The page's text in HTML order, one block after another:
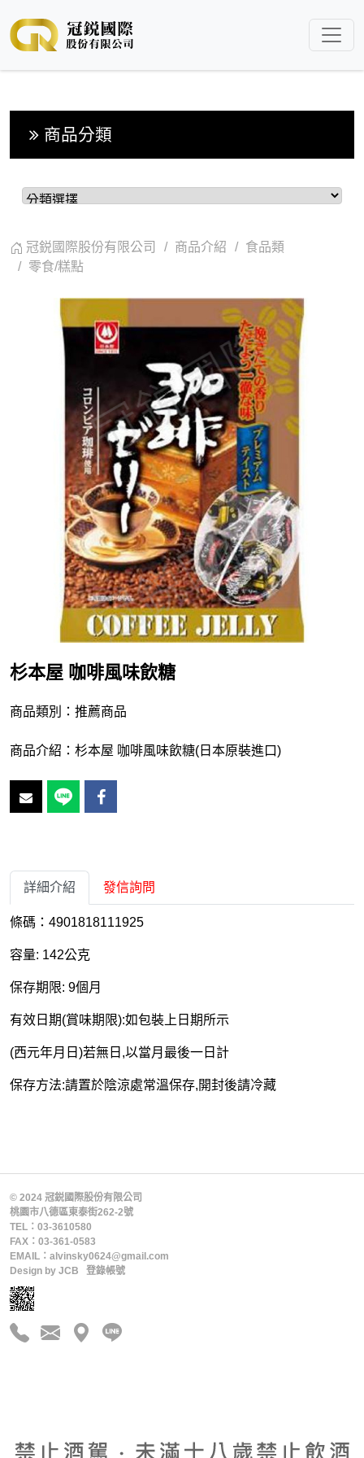
商品分類
冠鋭國際股份有限公司 商品介紹
食品類
零食/糕點
杉本屋 咖啡風味飲糖
商品類別：推薦商品
商品介紹：杉本屋 咖啡風味飲糖(日本原裝進口)
詳細介紹 發信詢問
條碼：4901818111925
容量: 142公克
保存期限: 9個月
有效日期(賞味期限):如包裝上日期所示
(西元年月日)若無日,以當月最後一日計
保存方法:請置於陰涼處常溫保存,開封後請冷藏
© 2024 冠鋭國際股份有限公司
桃園市八德區東泰街262-2號
TEL：03-3610580
FAX：03-361-0583
EMAIL：alvinsky0624@gmail.com
Design by JCB 登錄帳號